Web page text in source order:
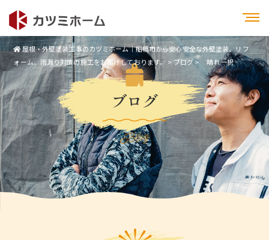
屋根・外壁塗装工事のカツミホーム｜船橋市から安心安全な外壁塗装、リフ
ォーム、雨漏り対策の施工をお届けしております。>ブログ> 晴れ一択
ブログ
Blog